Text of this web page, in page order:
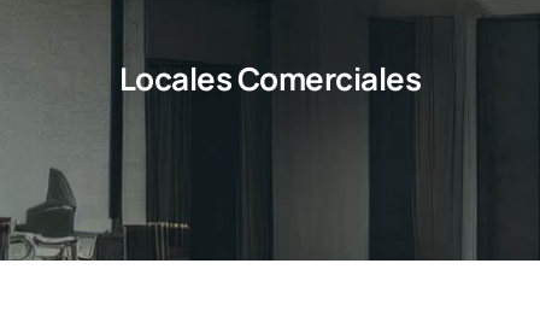
Locales Comerciales